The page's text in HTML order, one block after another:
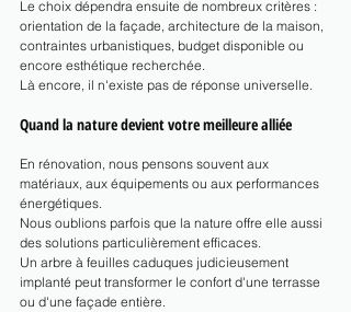
Le choix dépendra ensuite de nombreux critères :
orientation de la façade, architecture de la maison,
contraintes urbanistiques, budget disponible ou
encore esthétique recherchée.
Là encore, il n'existe pas de réponse universelle.
Quand la nature devient votre meilleure alliée
En rénovation, nous pensons souvent aux
matériaux, aux équipements ou aux performances
énergétiques.
Nous oublions parfois que la nature offre elle aussi
des solutions particulièrement efficaces.
Un arbre à feuilles caduques judicieusement
implanté peut transformer le confort d'une terrasse
ou d'une façade entière.